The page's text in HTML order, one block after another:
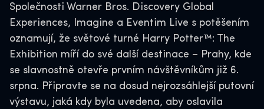
Společnosti Warner Bros. Discovery Global
Experiences, Imagine a Eventim Live s potěšením
oznamují, že světové turné Harry Potter™: The
Exhibition míří do své další destinace – Prahy, kde
se slavnostně otevře prvním návštěvníkům již 6.
srpna. Připravte se na dosud nejrozsáhlejší putovní
výstavu, jaká kdy byla uvedena, aby oslavila